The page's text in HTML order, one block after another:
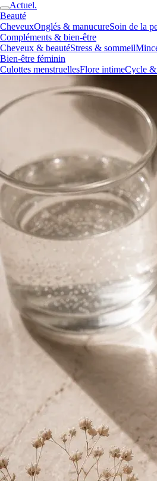
Actuel.
Beauté
CheveuxOnglés & manucureSoin de la
Compléments & bien-être
Cheveux & beautéStress & sommeil
Bien-être féminin
Culottes menstruellesFlore intimeCycle